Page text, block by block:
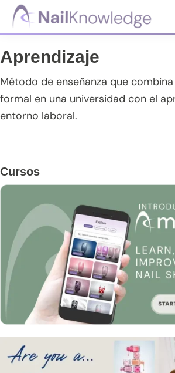
Saltar
principal
Saltar
barra
lateral
principal
Saltar
de
página
Conocimientos
uñas
Aprendizaje
Método de enseñanza que
formal en una universidad con el
entorno laboral.
Barra
lateral
principal
Cursos